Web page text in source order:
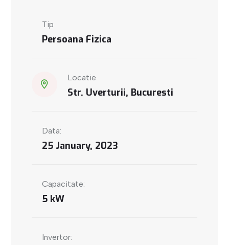
Tip
Persoana Fizica
Locatie
Str. Uverturii, Bucuresti
Data:
25 January, 2023
Capacitate:
5 kW
Invertor: